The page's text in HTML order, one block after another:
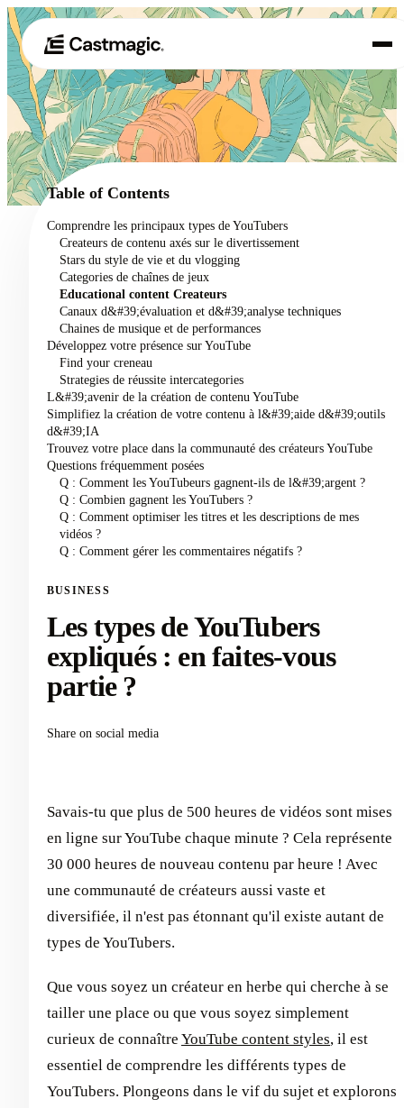
01 Produit
02 Cas d'utilisation
Tarification
À propos de nous
Table of Contents
Comprendre les principaux types de YouTubers
Createurs de contenu axés sur le divertissement
Stars du style de vie et du vlogging
Categories de chaînes de jeux
Educational content Createurs
Canaux d&#39;évaluation et d&#39;analyse techniques
Chaines de musique et de performances
Développez votre présence sur YouTube
Find your creneau
Strategies de réussite intercategories
L&#39;avenir de la création de contenu YouTube
Simplifiez la création de votre contenu à l&#39;aide d&#39;outils
d&#39;IA
Trouvez votre place dans la communauté des créateurs YouTube
Questions fréquemment posées
Q : Comment les YouTubeurs gagnent-ils de l&#39;argent ?
Q : Combien gagnent les YouTubers ?
Q : Comment optimiser les titres et les descriptions de mes
vidéos ?
Q : Comment gérer les commentaires négatifs ?
BUSINESS
Les types de YouTubers
expliqués : en faites-vous
partie ?
Share on social media
Savais-tu que plus de 500 heures de vidéos sont mises
en ligne sur YouTube chaque minute ? Cela représente
30 000 heures de nouveau contenu par heure ! Avec
une communauté de créateurs aussi vaste et
diversifiée, il n'est pas étonnant qu'il existe autant de
types de YouTubers.
Que vous soyez un créateur en herbe qui cherche à se
tailler une place ou que vous soyez simplement
curieux de connaître YouTube content styles, il est
essentiel de comprendre les différents types de
YouTubers. Plongeons dans le vif du sujet et explorons